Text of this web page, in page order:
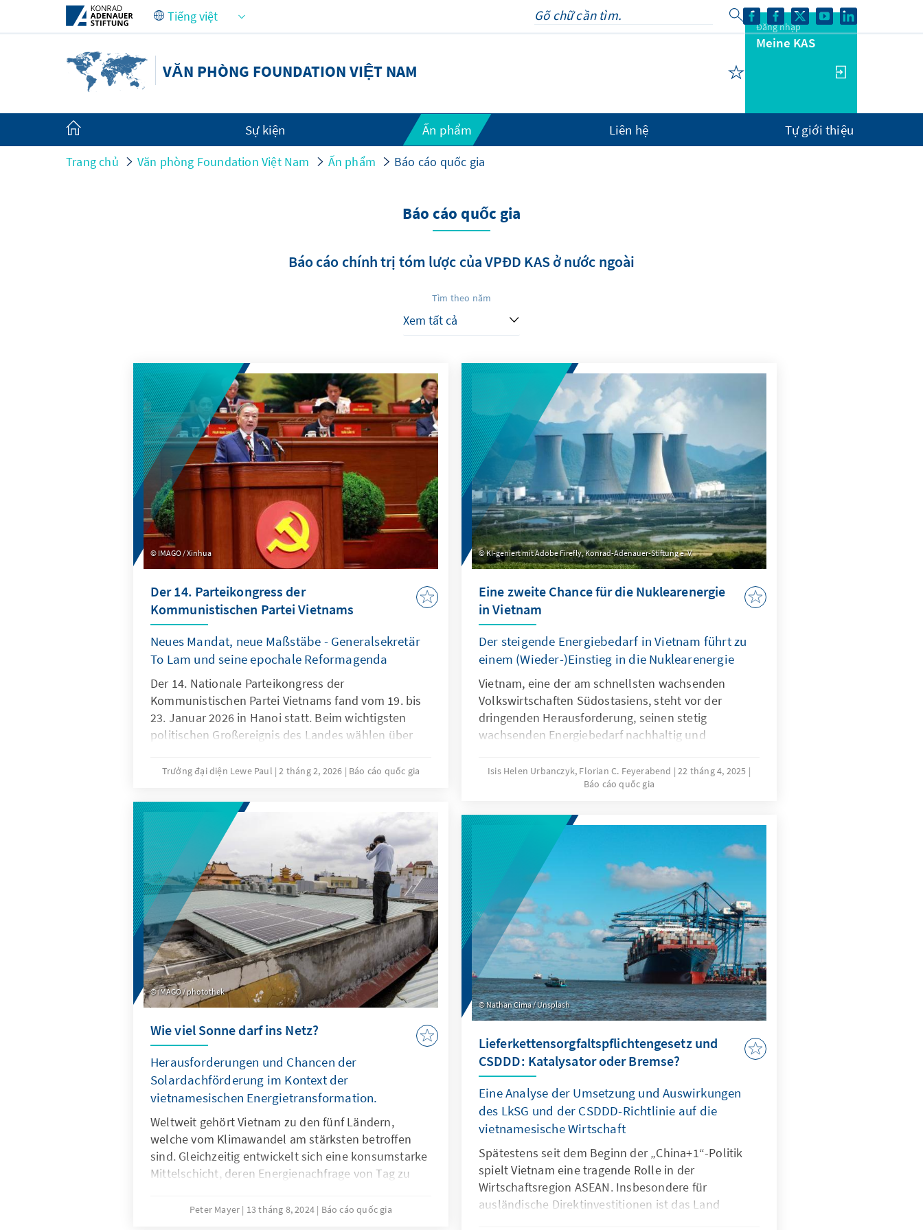
Skip to Main Content
VĂN PHÒNG FOUNDATION VIỆT NAM
Đăng nhập
Meine KAS
Sự kiện Ấn phẩm Liên hệ Tự giới thiệu
Trang chủ Văn phòng Foundation Việt Nam Ấn phẩm Báo cáo quốc gia
Báo cáo quốc gia
Báo cáo chính trị tóm lược của VPĐD KAS ở nước ngoài
Tìm theo năm
IMAGO / Xinhua
Der 14. Parteikongress der
Kommunistischen Partei Vietnams
Neues Mandat, neue Maßstäbe - Generalsekretär
To Lam und seine epochale Reformagenda
Der 14. Nationale Parteikongress der
Kommunistischen Partei Vietnams fand vom 19. bis
23. Januar 2026 in Hanoi statt. Beim wichtigsten
politischen Großereignis des Landes wählen über
neues Zentralkomitee mit 200 Mitgliedern, aus
hervorgehen. Der diesjährige Parteikongress war für
die Entwicklungsstrategie Vietnams
richtungsweisend, denn zur Probe standen die
umfassendsten Reformen seit Vietnams
wirtschaftlicher Öffnung im Jahr 1986.
Trưởng đại diện Lewe Paul 2 tháng 2, 2026 Báo cáo quốc gia
KI-geniert mit Adobe Firefly, Konrad-Adenauer-Stiftung e. V.
Eine zweite Chance für die Nuklearenergie
in Vietnam
Der steigende Energiebedarf in Vietnam führt zu
einem (Wieder-)Einstieg in die Nuklearenergie
Vietnam, eine der am schnellsten wachsenden
Volkswirtschaften Südostasiens, steht vor der
dringenden Herausforderung, seinen stetig
wachsenden Energiebedarf nachhaltig und
Blackouts in den vergangenen Jahren hatten
ausländische Investoren aufgeschreckt. Angesichts
Treibhausgasemissionen und der Notwendigkeit,
den nationalen Energiemix zu diversifizieren, rückt
nun die Nuklearenergie zunehmend in den Fokus.
Isis Helen Urbanczyk, Florian C. Feyerabend
22 tháng 4, 2025
Báo cáo quốc gia
IMAGO / photothek
Wie viel Sonne darf ins Netz?
Herausforderungen und Chancen der
Solardachförderung im Kontext der
vietnamesischen Energietransformation.
Weltweit gehört Vietnam zu den fünf Ländern,
welche vom Klimawandel am stärksten betroffen
sind. Gleichzeitig entwickelt sich eine konsumstarke
Mittelschicht, deren Energienachfrage von Tag zu
klimaneutral wirtschaften. Besonders die Industrie
Peter Mayer 13 tháng 8, 2024 Báo cáo quốc gia
Nathan Cima / Unsplash
Lieferkettensorgfaltspflichtengesetz und
CSDDD: Katalysator oder Bremse?
Eine Analyse der Umsetzung und Auswirkungen
des LkSG und der CSDDD-Richtlinie auf die
vietnamesische Wirtschaft
Spätestens seit dem Beginn der „China+1“-Politik
spielt Vietnam eine tragende Rolle in der
Wirtschaftsregion ASEAN. Insbesondere für
ausländische Direktinvestitionen ist das Land